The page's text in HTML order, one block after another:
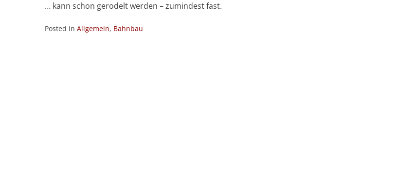
… kann schon gerodelt werden – zumindest fast.
Posted in Allgemein, Bahnbau